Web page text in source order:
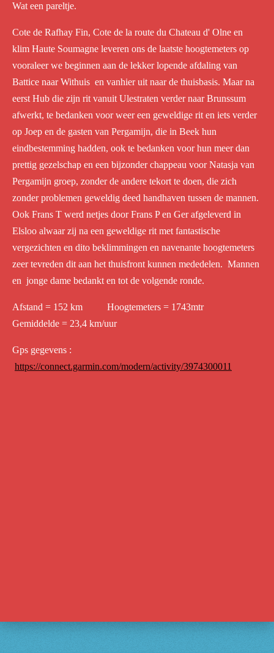
Wat een pareltje.
Cote de Rafhay Fin, Cote de la route du Chateau d' Olne en
klim Haute Soumagne leveren ons de laatste hoogtemeters op
vooraleer we beginnen aan de lekker lopende afdaling van
Battice naar Withuis en vanhier uit naar de thuisbasis. Maar na
eerst Hub die zijn rit vanuit Ulestraten verder naar Brunssum
afwerkt, te bedanken voor weer een geweldige rit en iets verder
op Joep en de gasten van Pergamijn, die in Beek hun
eindbestemming hadden, ook te bedanken voor hun meer dan
prettig gezelschap en een bijzonder chappeau voor Natasja van
Pergamijn groep, zonder de andere tekort te doen, die zich
zonder problemen geweldig deed handhaven tussen de mannen.
Ook Frans T werd netjes door Frans P en Ger afgeleverd in
Elsloo alwaar zij na een geweldige rit met fantastische
vergezichten en dito beklimmingen en navenante hoogtemeters
zeer tevreden dit aan het thuisfront kunnen mededelen. Mannen
en jonge dame bedankt en tot de volgende ronde.
Afstand = 152 km Hoogtemeters = 1743mtr
Gemiddelde = 23,4 km/uur
Gps gegevens :
https://connect.garmin.com/modern/activity/3974300011